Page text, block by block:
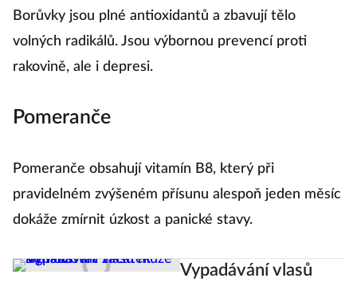
Borůvky jsou plné antioxidantů a zbavují tělo
volných radikálů. Jsou výbornou prevencí proti
rakovině, ale i depresi.
Pomeranče
Pomeranče obsahují vitamín B8, který při
pravidelném zvýšeném přísunu alespoň jeden měsíc
dokáže zmírnit úzkost a panické stavy.
Vypadávání vlasů